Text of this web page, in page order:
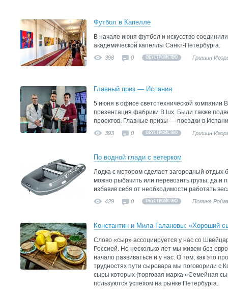
Футбол в Капелле
В начале июня футбол и искусство
академической капеллы Санкт-Петербурга.
398 0 ОБУСТРОЙСТВО Гришин
Главный приз — Испания
5 июня в офисе светотехнической компании
презентация фабрики B.lux. Были также
проектов. Главные призы — поездки в
393 0 ОБУСТРОЙСТВО Гришин
По водной глади с ветерком
Лодка с мотором сделает загородный отдых
можно рыбачить или перевозить грузы, да и
избавив себя от необходимости работать
429 0 ОБУСТРОЙСТВО Полина
Константин и Мила Галановы: «Хороший
Слово «сыр» ассоциируется у нас со
Россией. Но несколько лет мы живем без
начало развиваться и у нас. О том, как это
трудностях пути сыровара мы поговорили с
сыры которых (торговая марка «Семейная
пользуются успехом на рынке Петербурга.